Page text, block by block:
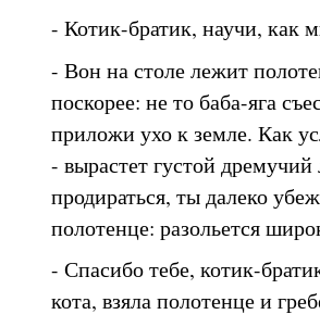
- Котик-братик, научи, как
- Вон на столе лежит
поскорее: не то баба-яга
приложи ухо к земле. Как
- вырастет густой дремучий
продираться, ты далеко
полотенце: разольется
- Спасибо тебе, котик-
кота, взяла полотенце и